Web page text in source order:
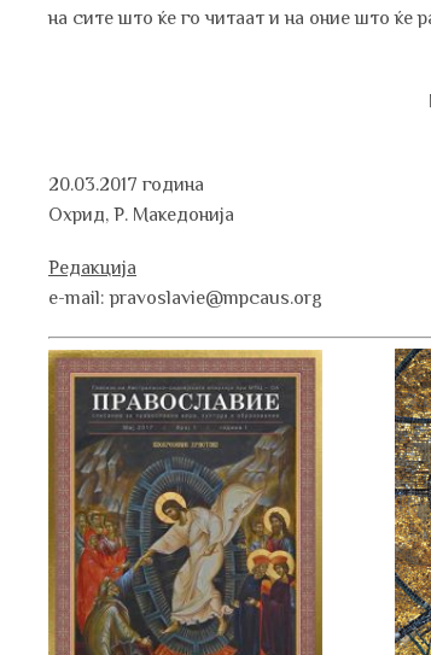
на сите што ќе го читаат и на оние што ќе
20.03.2017 година
Охрид, Р. Македонија
Редакција
e-mail: pravoslavie@mpcaus.org